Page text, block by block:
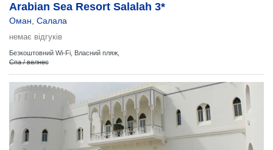
Arabian Sea Resort Salalah 3*
Оман Салала
немає відгуків
Безкоштовний Wi-Fi, Власний пляж,
Спа / велнес